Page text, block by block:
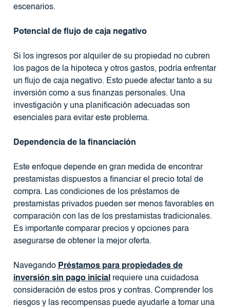
escenarios.
Potencial de flujo de caja negativo
Si los ingresos por alquiler de su propiedad no cubren
los pagos de la hipoteca y otros gastos, podría enfrentar
un flujo de caja negativo. Esto puede afectar tanto a su
inversión como a sus finanzas personales. Una
investigación y una planificación adecuadas son
esenciales para evitar este problema.
Dependencia de la financiación
Este enfoque depende en gran medida de encontrar
prestamistas dispuestos a financiar el precio total de
compra. Las condiciones de los préstamos de
prestamistas privados pueden ser menos favorables en
comparación con las de los prestamistas tradicionales.
Es importante comparar precios y opciones para
asegurarse de obtener la mejor oferta.
Navegando Préstamos para propiedades de
inversión sin pago inicialrequiere una cuidadosa
consideración de estos pros y contras. Comprender los
riesgos y las recompensas puede ayudarle a tomar una